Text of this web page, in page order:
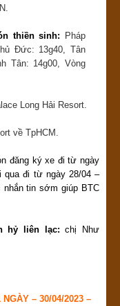
thiền sinh: Pháp
Đức: 13g40, Tân
Tân: 14g00, Vòng
Long Hải Resort.
về TpHCM.
đăng ký xe đi từ ngày
qua đi từ ngày 28/04 –
nhắn tin sớm giúp BTC
hỷ liên lạc: chị Như
– 30/04/2023 –